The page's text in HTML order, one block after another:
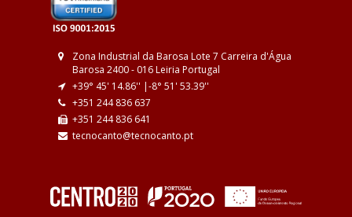
Zona Industrial da Barosa Lote 7 Carreira d'Água
Barosa 2400 - 016 Leiria Portugal
+39° 45' 14.86'' |-8° 51' 53.39''
+351 244 836 637
+351 244 836 641
tecnocanto@tecnocanto.pt